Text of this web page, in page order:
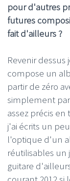
pour d'autres
futures
fait d'ailleurs ?
Revenir dessus
compose un
partir de zéro
simplement
assez précis en
j'ai écrits un
l'optique d'un
réutilisables un
guitare